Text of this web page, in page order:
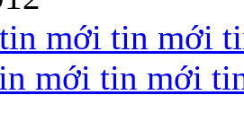
mới tin mới
mới tin mới